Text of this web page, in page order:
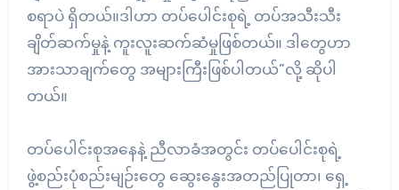
စရာပဲ ရှိတယ်။ဒါဟာ တပ်ပေါင်းစုရဲ့ တပ်အသီးသီး
ချိတ်ဆက်မှုနဲ့ ကူးလူးဆက်ဆံမှုဖြစ်တယ်။ ဒါတွေဟာ
အားသာချက်တွေ အများကြီးဖြစ်ပါတယ်”လို့ ဆိုပါ
တယ်။
တပ်ပေါင်းစုအနေနဲ့ ညီလာခံအတွင်း တပ်ပေါင်းစုရဲ့
ဖွဲ့စည်းပုံစည်းမျဉ်းတွေ ဆွေးနွေးအတည်ပြုတာ၊ ရှေ့